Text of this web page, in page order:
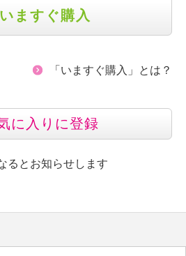
いますぐ購入
「いますぐ購入」とは？
に入りに登録
るとお知らせします